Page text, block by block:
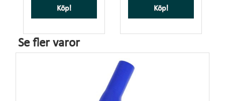
Köp! Köp!
Se fler varor